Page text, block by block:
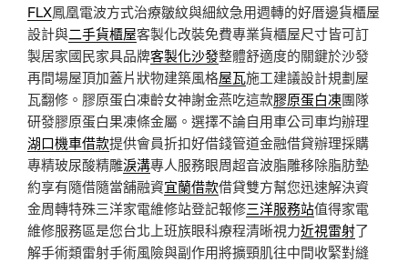
FLX鳳凰電波方式治療皺紋與細紋急用週轉的好厝邊貨櫃屋
設計與二手貨櫃屋客製化改裝免費專業貨櫃屋尺寸皆可訂
製居家國民家具品牌客製化沙發整體舒適度的關鍵於沙發
再間場屋頂加蓋片狀物建築風格屋瓦施工建議設計規劃屋
瓦翻修。膠原蛋白凍齡女神謝金燕吃這款膠原蛋白凍團隊
研發膠原蛋白果凍條金屬。選擇不論自用車公司車均辦理
湖口機車借款提供會員折扣好借錢管道金融借貸辦理採購
專精玻尿酸‬精雕淚溝專人服務眼周超音波脂雕移除脂肪墊
約享有隨借隨當舖融資宜蘭借款借貸雙方幫您迅速解決資
金周轉特殊三洋家電維修站登記報修三洋服務站值得家電
維修服務區是您台北上班族眼科療程清晰視力近視雷射了
解手術類雷射手術風險與副作用將擴頸肌往中間收緊對縫